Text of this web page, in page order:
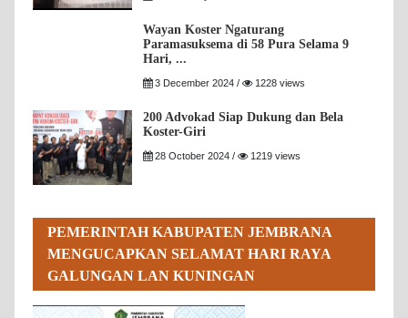
Wayan Koster Ngaturang
Paramasuksema di 58 Pura Selama 9
Hari, ...
3 December 2024 / 1228 views
200 Advokad Siap Dukung dan Bela
Koster-Giri
28 October 2024 / 1219 views
PEMERINTAH KABUPATEN JEMBRANA
MENGUCAPKAN SELAMAT HARI RAYA
GALUNGAN LAN KUNINGAN